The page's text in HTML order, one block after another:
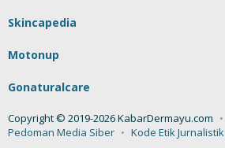
Skincapedia
Motonup
Gonaturalcare
Copyright © 2019-2026 KabarDermayu.com
Pedoman Media Siber
Kode Etik Jurnalistik